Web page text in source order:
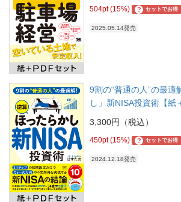
504pt (15%) ? セットでお得
2025.05.14発売
9割の“普通の人”の最
し」新NISA投資術【紙
3,300円（税込）
450pt (15%) ? セットでお得
2024.12.18発売